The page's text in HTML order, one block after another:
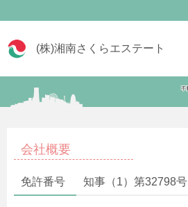
(株)湘南さくらエステート
会社概要
免許番号 知事（1）第32798号